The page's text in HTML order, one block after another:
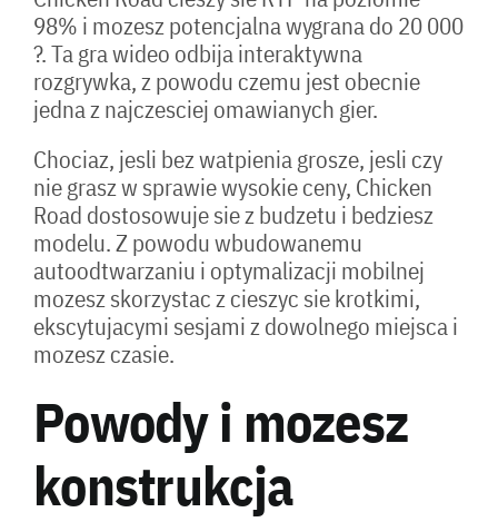
98% i mozesz potencjalna wygrana do 20 000
?. Ta gra wideo odbija interaktywna
rozgrywka, z powodu czemu jest obecnie
jedna z najczesciej omawianych gier.
Chociaz, jesli bez watpienia grosze, jesli czy
nie grasz w sprawie wysokie ceny, Chicken
Road dostosowuje sie z budzetu i bedziesz
modelu. Z powodu wbudowanemu
autoodtwarzaniu i optymalizacji mobilnej
mozesz skorzystac z cieszyc sie krotkimi,
ekscytujacymi sesjami z dowolnego miejsca i
mozesz czasie.
Powody i mozesz
konstrukcja